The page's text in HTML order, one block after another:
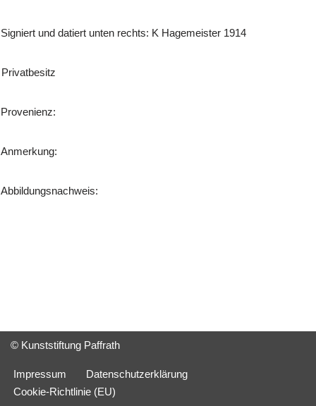
Signiert und datiert unten rechts: K Hagemeister 1914
Privatbesitz
Provenienz:
Anmerkung:
Abbildungsnachweis:
© Kunststiftung Paffrath
Impressum
Datenschutzerklärung
Cookie-Richtlinie (EU)